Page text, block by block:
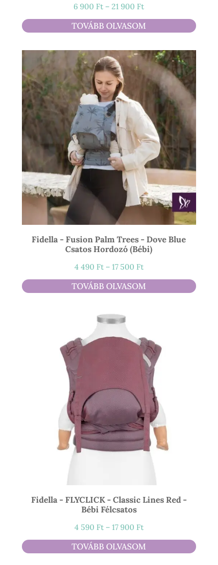
6 900 Ft – 21 900 FtÁrtartomány:
6
900 Ft
21
900 Ft
TOVÁBB OLVASOM
Fidella - Fusion Palm Trees - Dove Blue
Csatos Hordozó (bébi)
4 490 Ft – 17 500 FtÁrtartomány:
4
490 Ft
TOVÁBB OLVASOM
Fidella - FLYCLICK - Classic Lines Red -
Bébi Félcsatos
4 590 Ft – 17 900 FtÁrtartomány:
4
590 Ft
TOVÁBB OLVASOM